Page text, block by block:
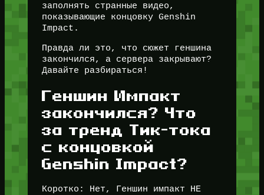
заполнять странные видео,
показывающие концовку Genshin
Impact.
Правда ли это, что сюжет геншина
закончился, а сервера закрывают?
Давайте разбираться!
Геншин Импакт
закончился? Что
за тренд Тик-тока
с концовкой
Genshin Impact?
Коротко: Нет, Геншин импакт НЕ